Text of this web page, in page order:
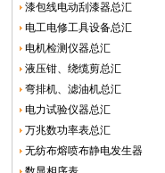
漆包线电动刮漆器总汇
电工电修工具设备总汇
电机检测仪器总汇
液压钳、绕缆剪总汇
弯排机、滤油机总汇
电力试验仪器总汇
万兆数功率表总汇
无纺布熔喷布静电发生器